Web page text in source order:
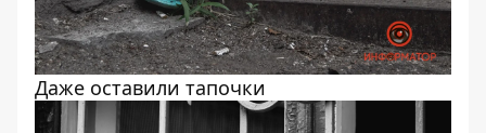
Даже оставили тапочки